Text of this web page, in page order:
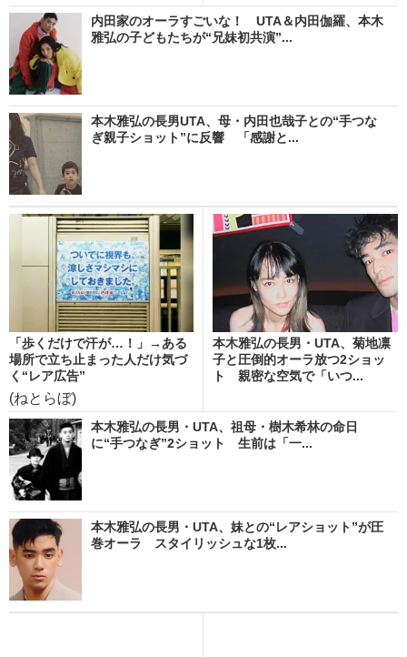
内田家のオーラすごいな！ UTA＆内田伽羅、本木
雅弘の子どもたちが“兄妹初共演”...
本木雅弘の長男UTA、母・内田也哉子との“手つな
ぎ親子ショット”に反響 「感謝と...
「歩くだけで汗が…！」→ある
場所で立ち止まった人だけ気づ
く“レア広告”
(ねとらぼ)
本木雅弘の長男・UTA、菊地凛
子と圧倒的オーラ放つ2ショッ
ト 親密な空気で「いつ...
本木雅弘の長男・UTA、祖母・樹木希林の命日
に“手つなぎ”2ショット 生前は「一...
本木雅弘の長男・UTA、妹との“レアショット”が圧
巻オーラ スタイリッシュな1枚...